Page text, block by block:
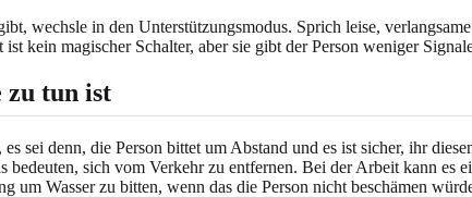
wechsle in den Unterstützungsmodus. Sprich leise,
kein magischer Schalter, aber sie gibt der Person weniger
zu tun ist
sei denn, die Person bittet um Abstand und es ist sicher, ihr
bedeuten, sich vom Verkehr zu entfernen. Bei der Arbeit kann es
um Wasser zu bitten, wenn das die Person nicht beschämen